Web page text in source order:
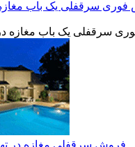
سرقفلی یک باب مغازه
سرقفلی یک باب مغازه در